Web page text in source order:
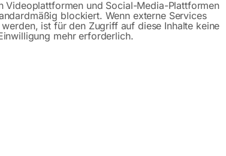
Videoplattformen und Social-Media-Plattformen
blockiert. Wenn externe Services
ist für den Zugriff auf diese Inhalte keine
mehr erforderlich.